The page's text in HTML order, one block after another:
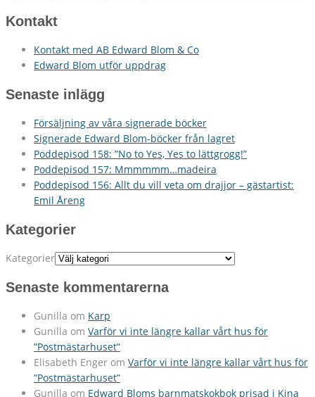
Kontakt
Kontakt med AB Edward Blom & Co
Edward Blom utför uppdrag
Senaste inlägg
Försäljning av våra signerade böcker
Signerade Edward Blom-böcker från lagret
Poddepisod 158: ”No to Yes, Yes to lättgrogg!”
Poddepisod 157: Mmmmmm…madeira
Poddepisod 156: Allt du vill veta om drajjor – gästartist:
Emil Åreng
Kategorier
Kategorier
Senaste kommentarerna
Gunilla om Karp
Gunilla om Varför vi inte längre kallar vårt hus för
”Postmästarhuset”
Elisabeth Enger om Varför vi inte längre kallar vårt hus för
”Postmästarhuset”
Gunilla om Edward Bloms barnmatskokbok prisad i Kina